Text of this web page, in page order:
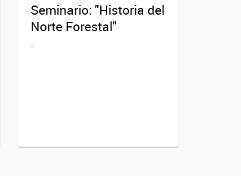
Seminario: "Historia del
Norte Forestal"
-